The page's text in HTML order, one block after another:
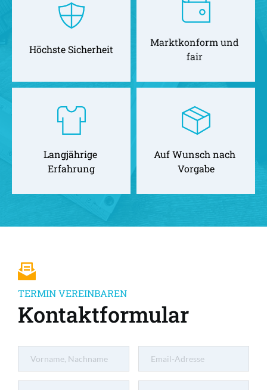
Höchste Sicherheit
Marktkonform und
fair
Langjährige
Erfahrung
Auf Wunsch nach
Vorgabe
TERMIN VEREINBAREN
Kontaktformular